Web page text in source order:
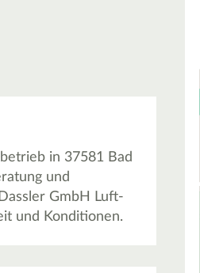
in 37581 Bad
und
GmbH Luft-
und Konditionen.